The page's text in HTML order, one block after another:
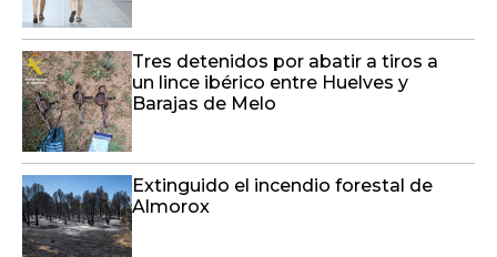
Tres detenidos por abatir a tiros a
un lince ibérico entre Huelves y
Barajas de Melo
Extinguido el incendio forestal de
Almorox